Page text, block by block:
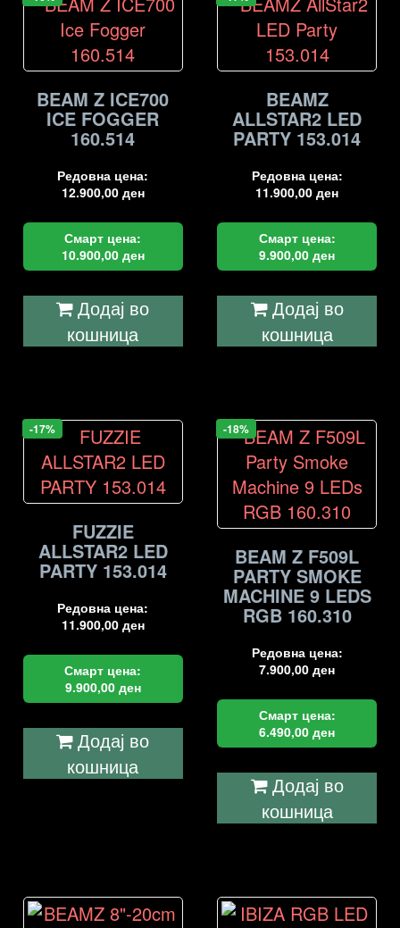
BEAM Z ICE700
ICE FOGGER
160.514
Редовна цена:
12.900,00 ден
Смарт цена:
10.900,00 ден
Додај во
кошница
BEAMZ
ALLSTAR2 LED
PARTY 153.014
Редовна цена:
11.900,00ден
Смарт цена:
9.900,00ден
Додај во
кошница
-17%
FUZZIE
ALLSTAR2 LED
PARTY 153.014
Редовна цена:
11.900,00 ден
Смарт цена:
9.900,00 ден
Додај во
кошница
-18%
BEAM Z F509L
PARTY SMOKE
MACHINE 9 LEDS
RGB 160.310
Редовна цена:
7.900,00ден
Смарт цена:
6.490,00ден
Додај во
кошница